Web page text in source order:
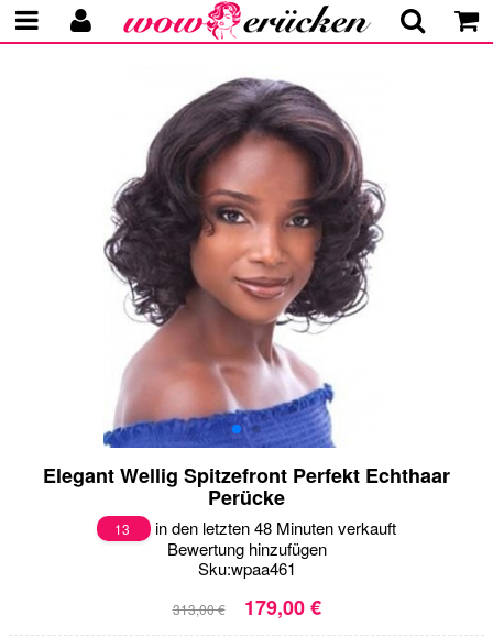
Elegant Wellig Spitzefront Perfekt Echthaar
Perücke
13
in den letzten 48 Minuten verkauft
Bewertung hinzufügen
Sku:wpaa461
313,00 € 179,00 €